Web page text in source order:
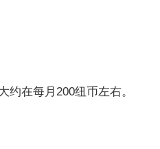
在每月200纽币左右。